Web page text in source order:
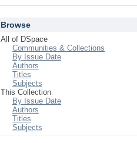
Browse
All of DSpace
Communities & Collections
By Issue Date
Authors
Titles
Subjects
This Collection
By Issue Date
Authors
Titles
Subjects